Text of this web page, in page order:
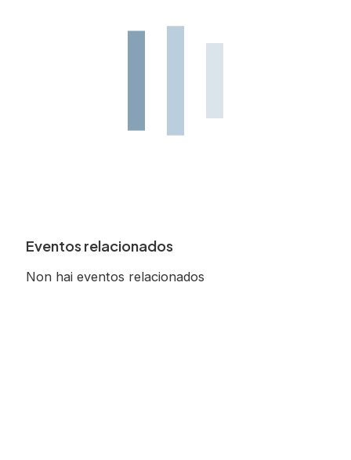
Eventos relacionados
Non hai eventos relacionados